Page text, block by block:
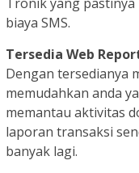
biaya SMS.
Tersedia Web
Dengan tersedianya
memudahkan anda
memantau aktivitas
laporan transaksi
banyak lagi.